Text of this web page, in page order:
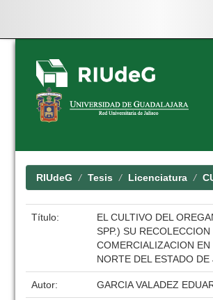
Skip
navigation
RIUdeG Tesis Licenciatura
Título:
EL CULTIVO DEL
SPP.) SU RECOLECCION
COMERCIALIZACION EN
NORTE DEL ESTADO DE
Autor: GARCIA VALADEZ